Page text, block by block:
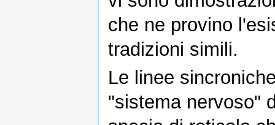
che ne provino
tradizioni simili.
Le linee
"sistema nervoso"